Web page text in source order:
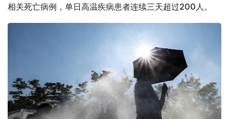
相关死亡病例，单日高温疾病患者连续三天超过200人。